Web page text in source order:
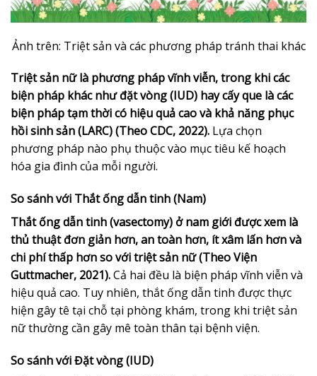
Ảnh trên: Triệt sản và các phương pháp tránh thai khác
Triệt sản nữ là phương pháp vĩnh viễn, trong khi các
biện pháp khác như đặt vòng (IUD) hay cấy que là các
biện pháp tạm thời có hiệu quả cao và khả năng phục
hồi sinh sản (LARC) (Theo CDC, 2022). Lựa chọn
phương pháp nào phụ thuộc vào mục tiêu kế hoạch
hóa gia đình của mỗi người.
So sánh với Thắt ống dẫn tinh (Nam)
Thắt ống dẫn tinh (vasectomy) ở nam giới được xem là
thủ thuật đơn giản hơn, an toàn hơn, ít xâm lấn hơn và
chi phí thấp hơn so với triệt sản nữ (Theo Viện
Guttmacher, 2021).Cả hai đều là biện pháp vĩnh viễn và
hiệu quả cao. Tuy nhiên, thắt ống dẫn tinh được thực
hiện gây tê tại chỗ tại phòng khám, trong khi triệt sản
nữ thường cần gây mê toàn thân tại bệnh viện.
So sánh với Đặt vòng (IUD)